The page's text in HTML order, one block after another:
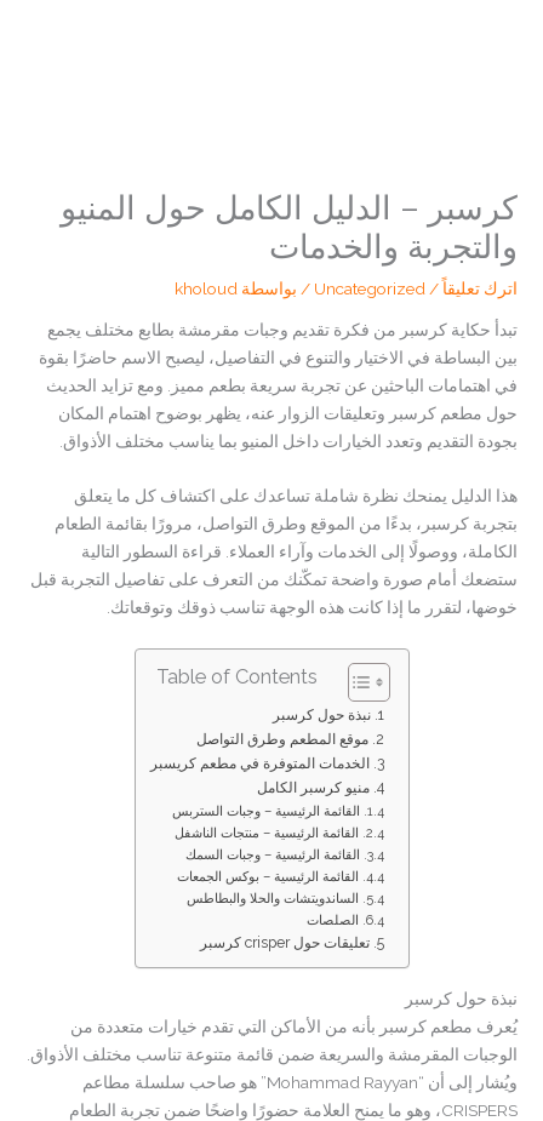
كرسبر – الدليل الكامل حول المنيو
والتجربة والخدمات
اترك تعليقاً/
Uncategorized / بواسطة kholoud
تبدأ حكاية كرسبر من فكرة تقديم وجبات مقرمشة بطابع مختلف يجمع
بين البساطة في الاختيار والتنوع في التفاصيل، ليصبح الاسم حاضرًا بقوة
في اهتمامات الباحثين عن تجربة سريعة بطعم مميز. ومع تزايد الحديث
حول مطعم كرسبر وتعليقات الزوار عنه، يظهر بوضوح اهتمام المكان
بجودة التقديم وتعدد الخيارات داخل المنيو بما يناسب مختلف الأذواق.
هذا الدليل يمنحك نظرة شاملة تساعدك على اكتشاف كل ما يتعلق
بتجربة كرسبر، بدءًا من الموقع وطرق التواصل، مرورًا بقائمة الطعام
الكاملة، ووصولًا إلى الخدمات وآراء العملاء. قراءة السطور التالية
ستضعك أمام صورة واضحة تمكّنك من التعرف على تفاصيل التجربة قبل
خوضها، لتقرر ما إذا كانت هذه الوجهة تناسب ذوقك وتوقعاتك.
Table of Contents
نبذة حول كرسبر
موقع المطعم وطرق التواصل
الخدمات المتوفرة في مطعم كريسبر
منيو كرسبر الكامل
القائمة الرئيسية – وجبات الستربس
القائمة الرئيسية – منتجات الناشفل
القائمة الرئيسية – وجبات السمك
القائمة الرئيسية – بوكس الجمعات
الساندويتشات والحلا والبطاطس
الصلصات
تعليقات حول crisper كرسبر
نبذة حول كرسبر
يُعرف مطعم كرسبر بأنه من الأماكن التي تقدم خيارات متعددة من
الوجبات المقرمشة والسريعة ضمن قائمة متنوعة تناسب مختلف الأذواق.
ويُشار إلى أن “Mohammad Rayyan” هو صاحب سلسلة مطاعم
CRISPERS، وهو ما يمنح العلامة حضورًا واضحًا ضمن تجربة الطعام